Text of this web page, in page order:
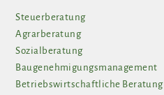
Steuerberatung
Agrarberatung
Sozialberatung
Baugenehmigungsmanagement
Betriebswirtschaftliche Beratung